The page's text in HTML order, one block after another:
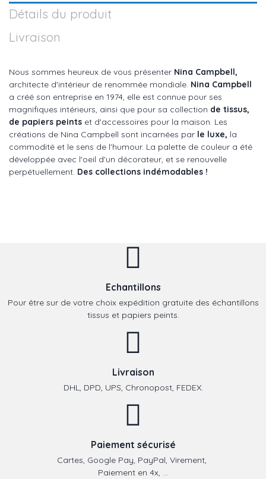
Détails du produit
Livraison
Nous sommes heureux de vous présenter Nina Campbell,
architecte d'intérieur de renommée mondiale. Nina Campbell
a créé son entreprise en 1974, elle est connue pour ses
magnifiques intérieurs, ainsi que pour sa collection de tissus,
de papiers peints et d'accessoires pour la maison. Les
créations de Nina Campbell sont incarnées par le luxe, la
commodité et le sens de l'humour. La palette de couleur a été
développée avec l'oeil d'un décorateur, et se renouvelle
perpétuellement. Des collections indémodables !
Echantillons
Pour être sur de votre choix expédition gratuite des échantillons
tissus et papiers peints.
Livraison
DHL, DPD, UPS, Chronopost, FEDEX.
Paiement sécurisé
Cartes, Google Pay, PayPal, Virement,
Paiement en 4x, ...